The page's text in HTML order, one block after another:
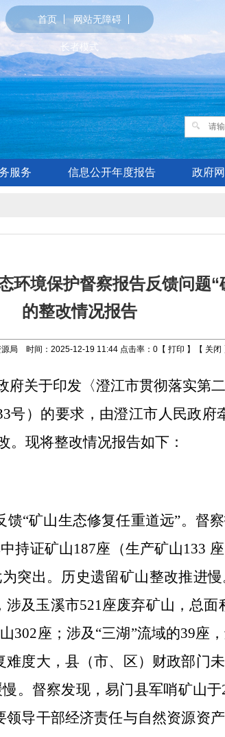
首页 网站无障碍
长者模式
服务 信息公开年度报告 政府
环境保护督察报告反馈问题
的整改情况报告
局 时间：2025-12-19 11:44 点击率： 0 【 打印 】【 关闭
府关于印发 〈澄江市贯彻落实第
号）的要求，由澄江市人民政府
。 现将整改情况报告如下：
馈“矿山生态修复任重道远”。督
持证矿山187座 （生产矿山133 座
突出。历史遗留矿山整改推进慢
涉及玉溪市521座废弃矿山，总面
302座 ； 涉及 “三湖”流域的39座
难度大，县 （市、区） 财政部门
慢。督察发现，易门县军哨矿山于
导干部经济责任与自然资源资